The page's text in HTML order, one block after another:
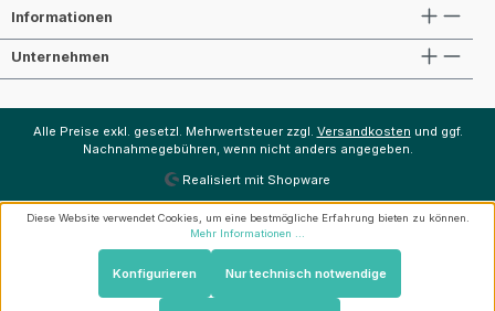
Informationen
Unternehmen
Alle Preise exkl. gesetzl. Mehrwertsteuer zzgl. Versandkosten und ggf.
Nachnahmegebühren, wenn nicht anders angegeben.
Realisiert mit Shopware
Diese Website verwendet Cookies, um eine bestmögliche Erfahrung bieten zu können.
Mehr Informationen ...
Nur technisch notwendige
Konfigurieren